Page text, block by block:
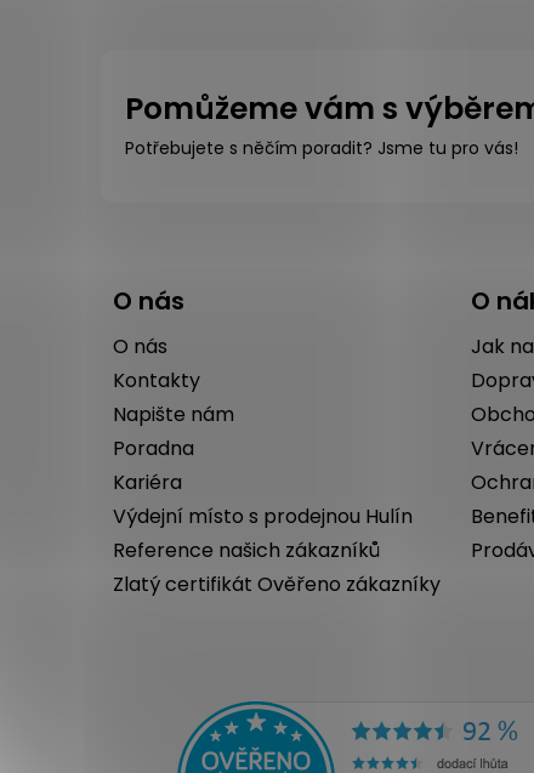
Pomůžeme vám s
Potřebujete s něčím poradit? Jsme tu pro vás!
O nás
O nás
Kontakty
Napište nám
Poradna
Kariéra
Výdejní místo s prodejnou Hulín
Reference našich zákazníků
Zlatý certifikát Ověřeno zákazníky
O
Jak